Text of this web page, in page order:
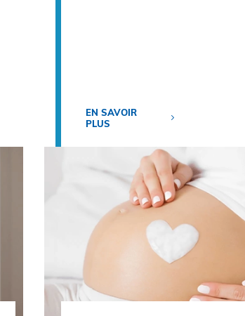
EN SAVOIR
PLUS